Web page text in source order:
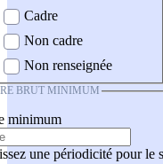
Cadre
Non cadre
Non renseignée
BRUT MINIMUM
minimum
une périodicité pour le